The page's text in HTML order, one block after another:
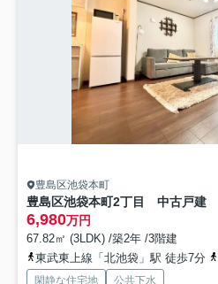
豊島区池袋本町
豊島区池袋本町2丁目 中古戸建
6,980万円
67.82㎡ (3LDK) /築2年 /3階建
東武東上線「北池袋」駅 徒歩7分
閑静な住宅地 公共下水